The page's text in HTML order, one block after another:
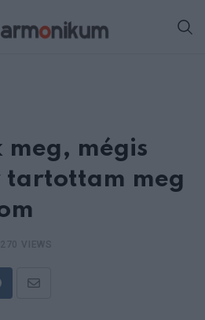
mégis
tartottam meg
Share